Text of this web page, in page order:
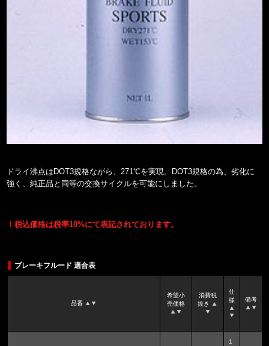
ドライ沸点はDOT3規格ながら、271℃を実現。DOT3規格の為、劣化に
強く、純正品と同等の交換サイクルを可能にしました。
！税込価格は税率10%にて表記されております。
ブレーキフルード 適合表
品番
希望小
売価格
消費税
抜き
仕
様
備考
1